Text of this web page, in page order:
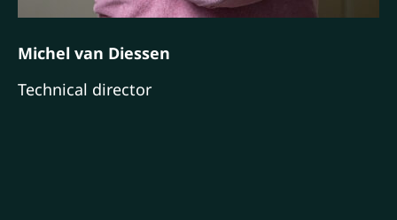
Michel van Diessen
Technical director